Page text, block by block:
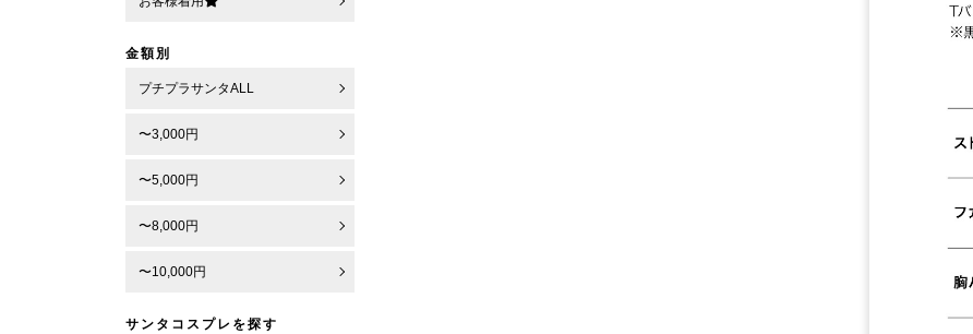
金額別
プチプラサンタALL
〜3,000円
〜5,000円
〜8,000円
〜10,000円
サンタコスプレを探す